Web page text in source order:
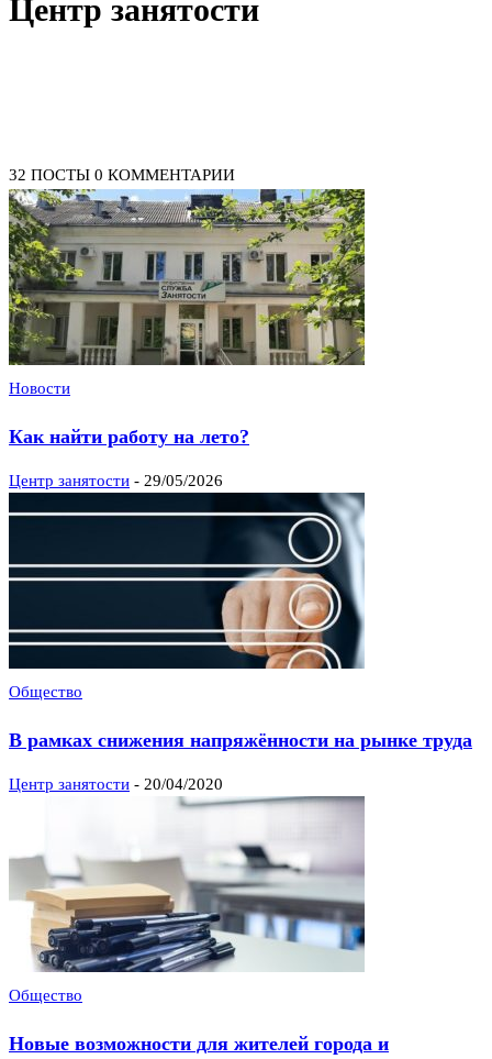
Центр занятости
32 ПОСТЫ 0 КОММЕНТАРИИ
Новости
Как найти работу на лето?
Центр занятости - 29/05/2026
Общество
В рамках снижения напряжённости на рынке труда
Центр занятости - 20/04/2020
Общество
Новые возможности для жителей города и